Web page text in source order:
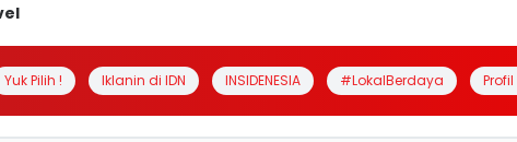
Yuk Pilih ! Iklanin di IDN INSIDENESIA #LokalBerdaya